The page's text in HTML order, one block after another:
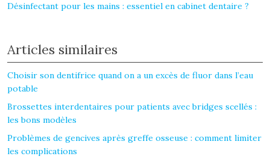
Désinfectant pour les mains : essentiel en cabinet dentaire ?
Articles similaires
Choisir son dentifrice quand on a un excès de fluor dans l’eau
potable
Brossettes interdentaires pour patients avec bridges scellés :
les bons modèles
Problèmes de gencives après greffe osseuse : comment limiter
les complications